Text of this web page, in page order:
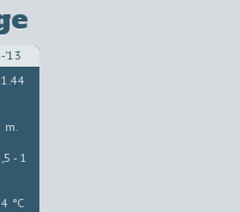
'13
m.
- 1
°C